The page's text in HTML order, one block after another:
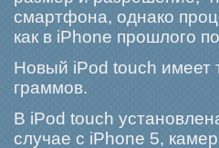
смартфона, однако
как в iPhone прошлого
Новый iPod touch
граммов.
В iPod touch
случае с iPhone 5,